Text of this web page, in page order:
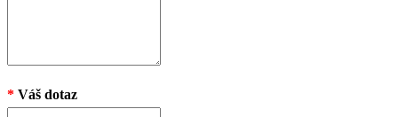
* Váš dotaz